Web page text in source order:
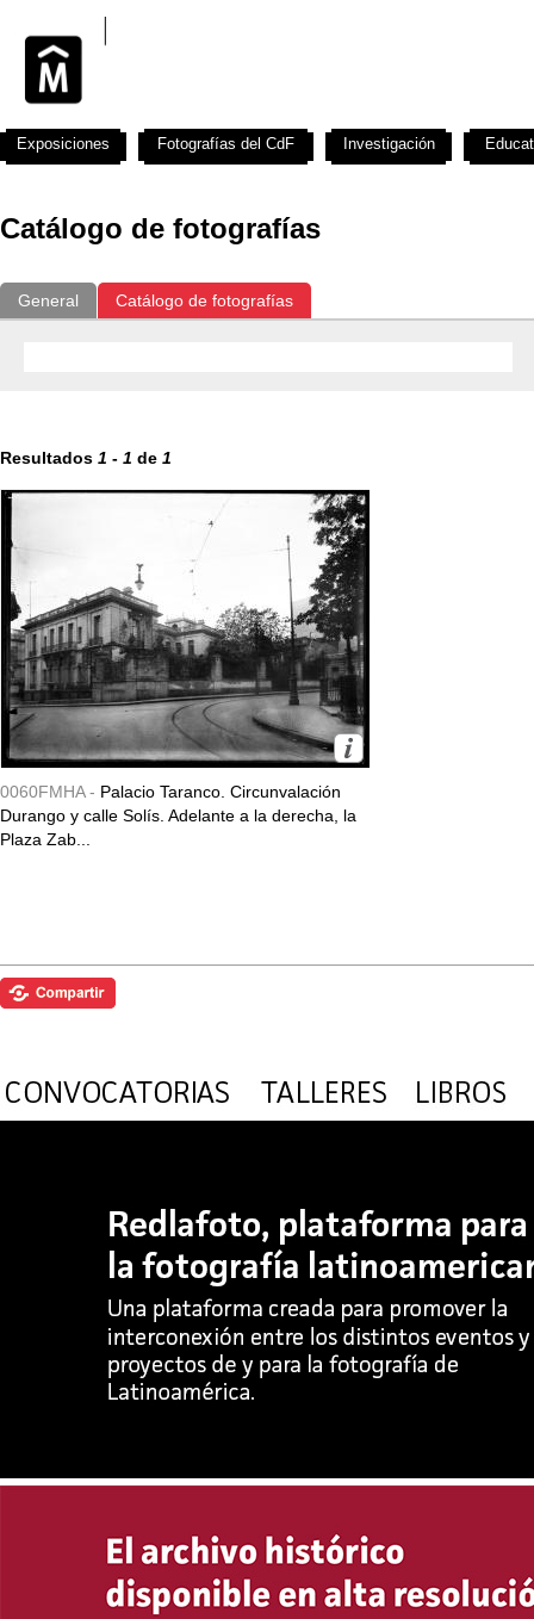
Catálogo de fotografías
General Catálogo de fotografías
Resultados 1 - 1 de 1
0060FMHA - Palacio Taranco. Circunvalación
Durango y calle Solís. Adelante a la derecha, la
Plaza Zab...
Exposiciones Fotografías del CdF Investigación